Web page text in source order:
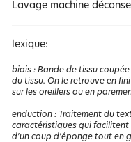
Lavage machine
lexique:
biais : Bande de tissu
du tissu. On le retrouve en
sur les oreillers ou en
enduction : Traitement du
caractéristiques qui
d'un coup d'éponge tout en